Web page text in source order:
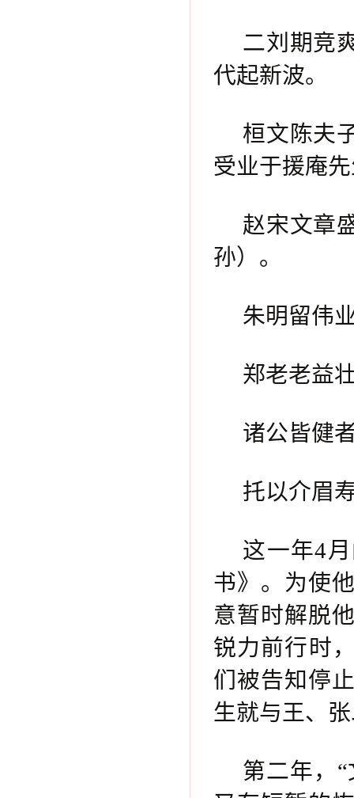
二刘期竞
代起新波。
桓文陈夫
受业于援庵
赵宋文章
孙）。
朱明留伟
郑老老益
诸公皆健
托以介眉
这一年4
书》。为使
意暂时解脱
锐力前行时
们被告知停
生就与王、
第二年，